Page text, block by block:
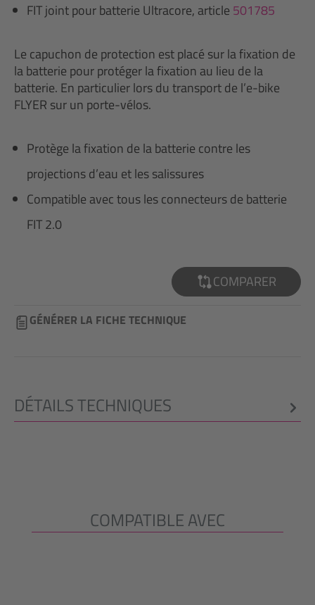
FIT joint pour batterie Ultracore, article 501785
Le capuchon de protection est placé sur la fixation de
la batterie pour protéger la fixation au lieu de la
batterie. En particulier lors du transport de l’e-bike
FLYER sur un porte-vélos.
Protège la fixation de la batterie contre les
projections d’eau et les salissures
Compatible avec tous les connecteurs de batterie
FIT 2.0
COMPARER
GÉNÉRER LA FICHE TECHNIQUE
DÉTAILS TECHNIQUES
Ignorer la galerie de produits
COMPATIBLE AVEC